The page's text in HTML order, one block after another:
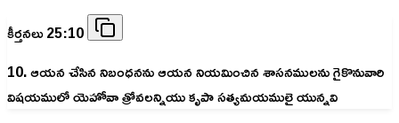
కీర్తనలు 25:10
10. ఆయన చేసిన నిబంధనను ఆయన నియమించిన శాసనములను గైకొనువారి
విషయములో యెహోవా త్రోవలన్నియు కృపా సత్యమయములై యున్నవి